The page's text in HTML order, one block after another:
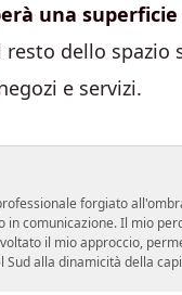
una
dello
e servizi.
forgiato
comunicazione. Il mio
il mio approccio,
alla dinamicità della